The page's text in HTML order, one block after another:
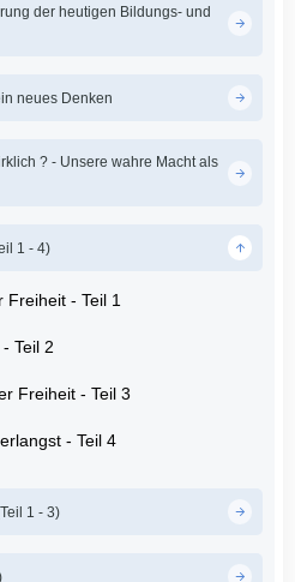
der heutigen Bildungs- und
neues Denken
? - Unsere wahre Macht als
1 - 4)
Freiheit - Teil 1
Teil 2
Freiheit - Teil 3
- Teil 4
1 - 3)